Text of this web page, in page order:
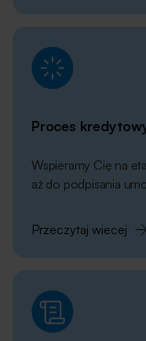
Proces
Wspieramy Cię na
aż do podpisania
Przeczytaj wiecej